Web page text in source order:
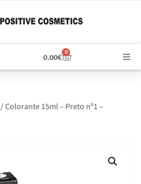
0.00€
0
/ Colorante 15ml – Preto nº1 –